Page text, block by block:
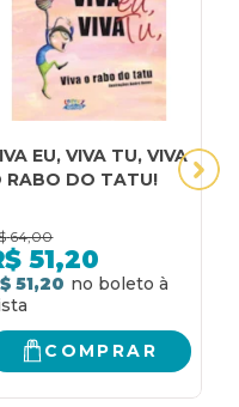
EU, VIVA TU, VIVA
RABO DO TATU!
64,00
51,20
51,20
COMPRAR